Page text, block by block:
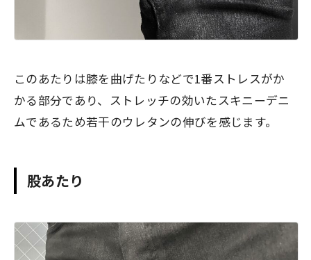
このあたりは膝を曲げたりなどで1番ストレスがか
かる部分であり、ストレッチの効いたスキニーデニ
ムであるため若干のウレタンの伸びを感じます。
股あたり